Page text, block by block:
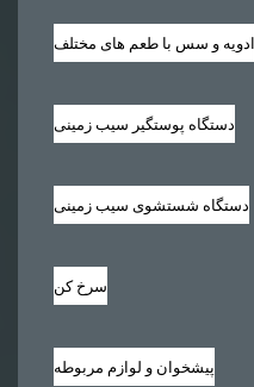
ادویه و سس با طعم های مختلف
دستگاه پوستگیر سیب زمینی
دستگاه شستشوی سیب زمینی
سرخ کن
پیشخوان و لوازم مربوطه